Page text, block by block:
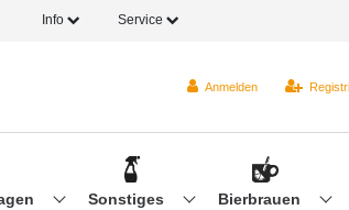
Info Service
Anmelden
Sonstiges Bierbrauen